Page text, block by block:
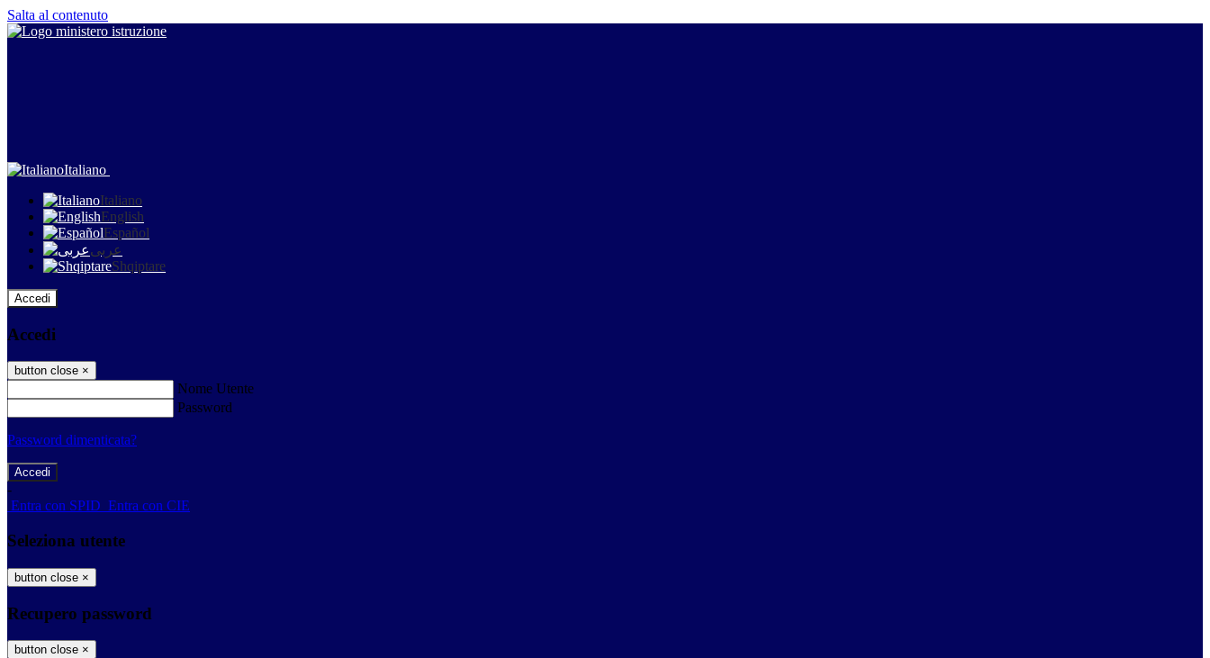
Salta al contenuto
Italiano
Italiano
English
Español
عربى
Shqiptare
Accedi
Accedi
button close ×
Nome Utente
Password
Password dimenticata?
-
Entra con SPID Entra con CIE
Seleziona utente
button close ×
Recupero password
button close ×